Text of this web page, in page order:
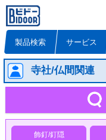
製品検索 サービス
寺社/仏間関連
飾釘/釘隠